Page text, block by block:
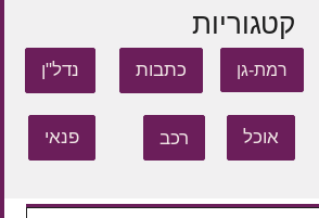
קטגוריות
רמת-גן כתבות נדל"ן
אוכל רכב פנאי